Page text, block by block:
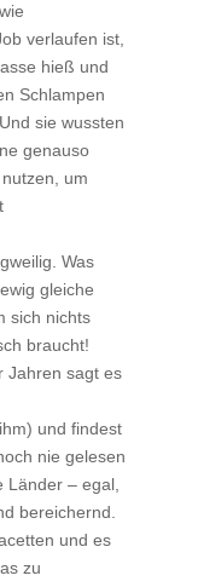
verlaufen ist,
hieß und
Schlampen
sie wussten
genauso
um
Was
gleiche
sich nichts
braucht!
Jahren sagt es
und findest
nie gelesen
Länder – egal,
bereichernd.
und es
zu